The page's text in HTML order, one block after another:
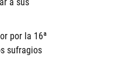
por la 16ª
sufragios